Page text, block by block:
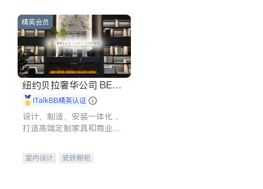
精英会员
纽约贝拉奢华公司 BELL
A LUXE
iTalkBB精英认证
设计、制造、安装一体化，
打造高端定制家具和商业空
室内设计
瓷砖橱柜